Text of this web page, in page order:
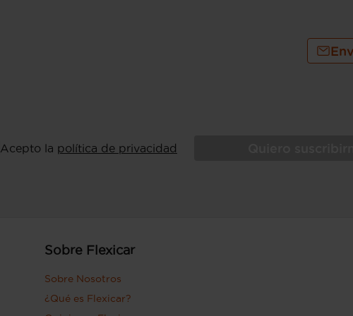
Acepto la política de privacidad
Sobre Flexicar
Sobre Nosotros
¿Qué es Flexicar?